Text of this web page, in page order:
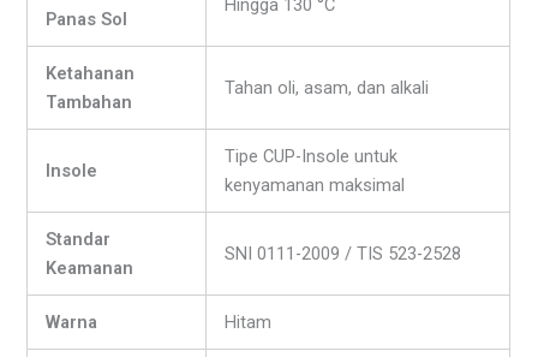
Panas Sol
Hingga 130 °C
Ketahanan
Tambahan
Tahan oli, asam, dan alkali
Insole
Tipe CUP-Insole untuk
kenyamanan maksimal
Standar
Keamanan
SNI 0111-2009 / TIS 523-2528
Warna Hitam